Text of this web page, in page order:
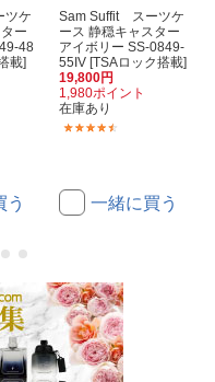
ケ
ー
48
載]
う
Sam Suffit スーツケ
ース 静穏キャスター
アイボリー SS-0849-
55IV [TSAロック搭載]
19,800円
1,980ポイント
在庫あり
一緒に買う